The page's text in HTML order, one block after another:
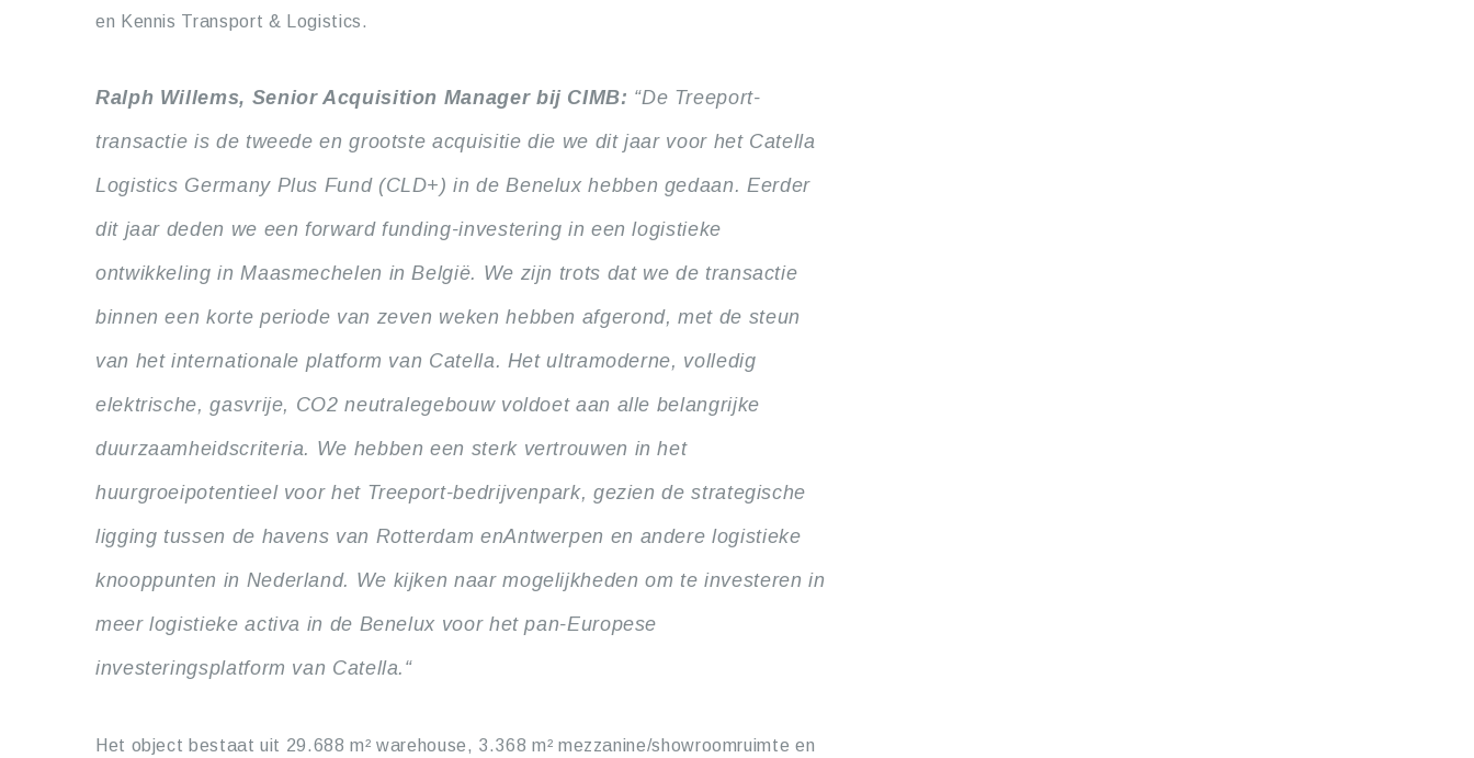
en Kennis Transport & Logistics.
Ralph Willems, Senior Acquisition Manager bij CIMB: “De Treeport-
transactie is de tweede en grootste acquisitie die we dit jaar voor het Catella
Logistics Germany Plus Fund (CLD+) in de Benelux hebben gedaan. Eerder
dit jaar deden we een forward funding-investering in een logistieke
ontwikkeling in Maasmechelen in België. We zijn trots dat we de transactie
binnen een korte periode van zeven weken hebben afgerond, met de steun
van het internationale platform van Catella. Het ultramoderne, volledig
elektrische, gasvrije, CO2 neutralegebouw voldoet aan alle belangrijke
duurzaamheidscriteria. We hebben een sterk vertrouwen in het
huurgroeipotentieel voor het Treeport-bedrijvenpark, gezien de strategische
ligging tussen de havens van Rotterdam enAntwerpen en andere logistieke
knooppunten in Nederland. We kijken naar mogelijkheden om te investeren in
meer logistieke activa in de Benelux voor het pan-Europese
investeringsplatform van Catella.“
Het object bestaat uit 29.688 m² warehouse, 3.368 m² mezzanine/showroomruimte en